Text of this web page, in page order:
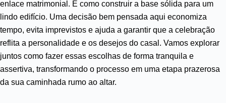
enlace matrimonial. É como construir a base sólida para um
lindo edifício. Uma decisão bem pensada aqui economiza
tempo, evita imprevistos e ajuda a garantir que a celebração
reflita a personalidade e os desejos do casal. Vamos explorar
juntos como fazer essas escolhas de forma tranquila e
assertiva, transformando o processo em uma etapa prazerosa
da sua caminhada rumo ao altar.